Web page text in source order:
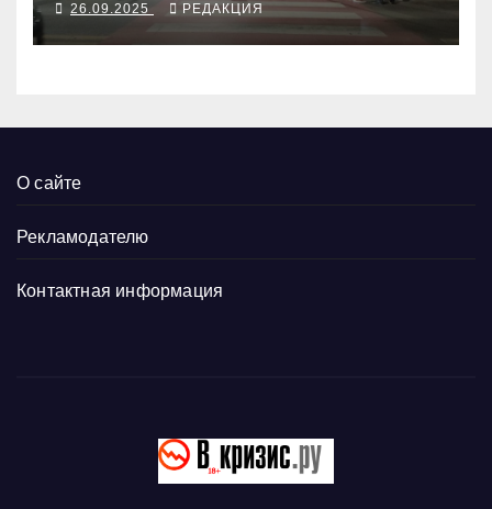
26.09.2025 РЕДАКЦИЯ
О сайте
Рекламодателю
Контактная информация